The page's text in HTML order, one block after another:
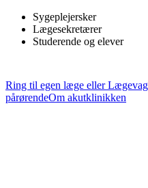
Sygeplejersker
Lægesekretærer
Studerende og elever
Ring til egen læge eller
pårørendeOm akutklinikken